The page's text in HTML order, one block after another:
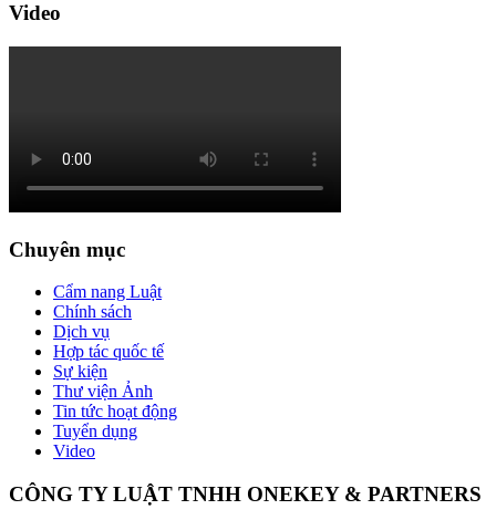
Video
Chuyên mục
Cẩm nang Luật
Chính sách
Dịch vụ
Hợp tác quốc tế
Sự kiện
Thư viện Ảnh
Tin tức hoạt động
Tuyển dụng
Video
CÔNG TY LUẬT TNHH ONEKEY & PARTNERS